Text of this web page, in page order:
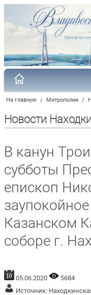
На главную / Митрополия /
Новости
В канун
субботы
епископ
Казанском
соборе г.
05.06.2020
5684
Источник: